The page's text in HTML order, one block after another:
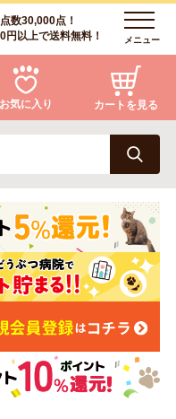
数30,000点！
円以上で送料無料！
メニュー
猫
アクア・爬虫類・昆虫
キャットフード
服・おさんぽ用品
お気に入り カートを見る